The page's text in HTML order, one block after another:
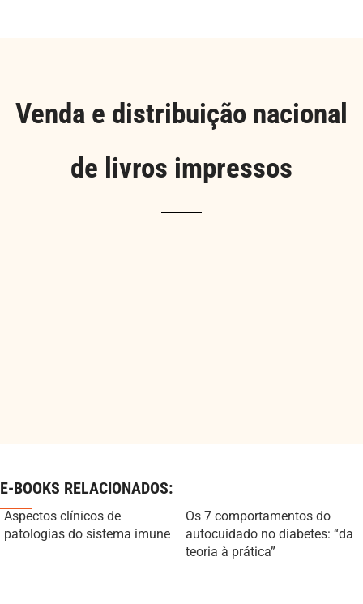
Venda e distribuição nacional
de livros impressos
E-BOOKS RELACIONADOS:
Aspectos clínicos de
patologias do sistema imune
Os 7 comportamentos do
autocuidado no diabetes: “da
teoria à prática”